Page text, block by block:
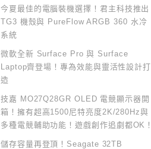
今夏最佳的電腦裝機選擇！君主科技推出
TG3 機殼與 PureFlow ARGB 360 水冷
系統
微軟全新 Surface Pro 與 Surface
Laptop齊登場！專為效能與靈活性設計打
造
技嘉 MO27Q28GR OLED 電競顯示器開
箱！擁有超高1500尼特亮度2K/280Hz與
多種電競輔助功能！遊戲創作追劇都OK！
儲存容量再登頂！Seagate 32TB